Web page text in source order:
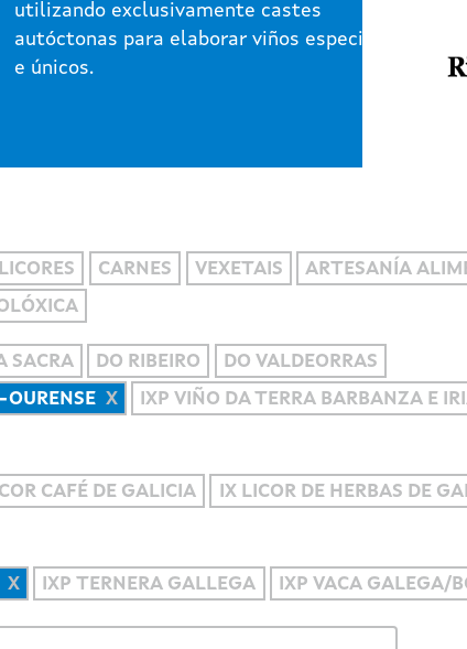
utilizando exclusivamente castes
autóctonas para elaborar viños especiais
e únicos.
CARNES VEXETAIS
ARTESANÍA
SACRA DO RIBEIRO
DO VALDEORRAS
OURENSE
IXP VIÑO DA TERRA BARBANZA E
CAFÉ DE GALICIA
IX LICOR DE HERBAS DE
IXP TERNERA GALLEGA IXP VACA GALEGA/